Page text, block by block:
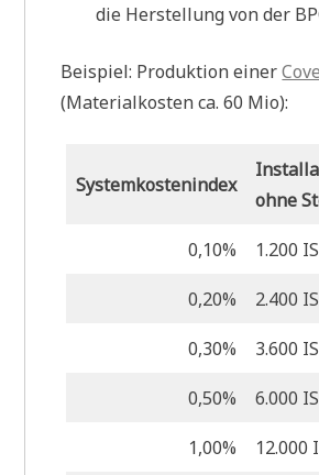
die Herstellung von der
Beispiel: Produktion einer
(Materialkosten ca. 60 Mio):
Systemkostenindex
ohne
0,10% 1.200
0,20% 2.400
0,30% 3.600
0,50% 6.000
1,00% 12.000